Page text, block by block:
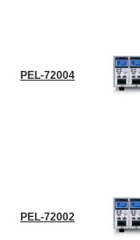
PEL-72004
PEL-72002